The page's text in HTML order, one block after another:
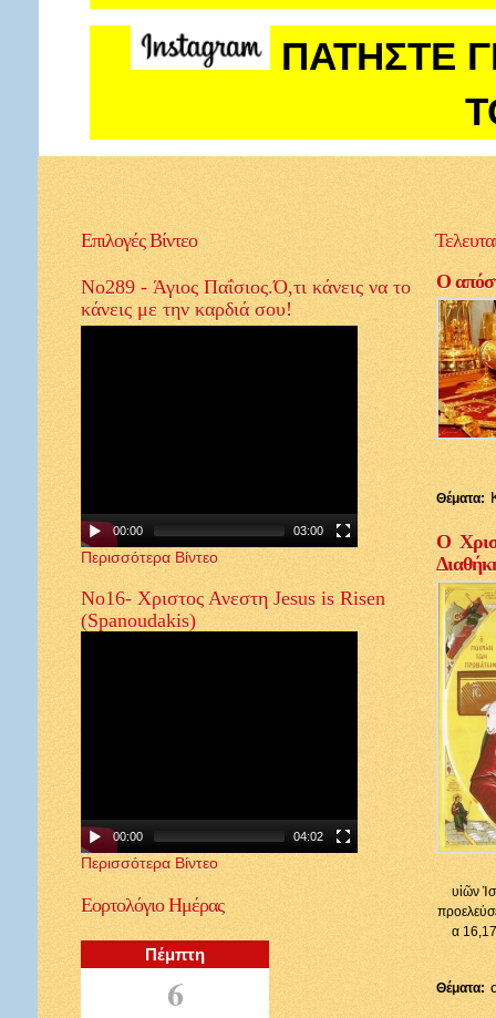
ΠΑΤΗΣΤΕ
ΕπιλογέςΒίντεο
No289 - Άγιος Παΐσιος.Ό,τι κάνεις να το
κάνεις με την καρδιά σου!
00:00 03:00
Περισσότερα Βίντεο
Νο16- Χριστος Ανεστη Jesus is Risen
(Spanoudakis)
00:00 04:02
Περισσότερα Βίντεο
ΕορτολόγιοΗμέρας
Πέμπτη
6
Ο
Θέματα:
Ο
υἱῶν
α 16,17
Θέματα: